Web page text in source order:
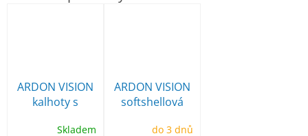
ARDON VISION
kalhoty s
Skladem
ARDON VISION
softshellová
do 3 dnů